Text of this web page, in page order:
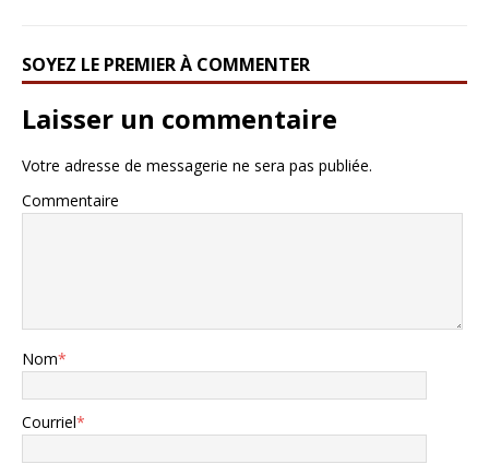
SOYEZ LE PREMIER À COMMENTER
Laisser un commentaire
Votre adresse de messagerie ne sera pas publiée.
Commentaire
Nom*
Courriel*